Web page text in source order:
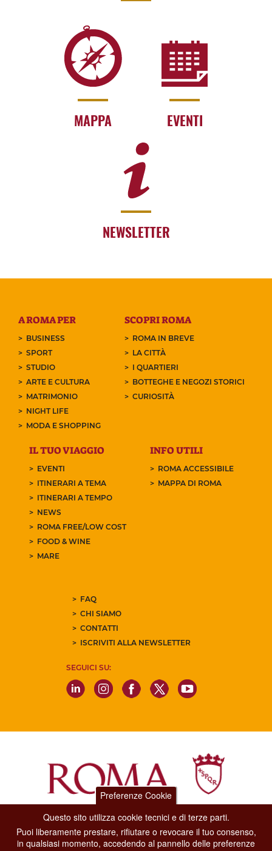
MAPPA EVENTI
NEWSLETTER
A ROMA PER
BUSINESS
SPORT
STUDIO
ARTE E CULTURA
MATRIMONIO
NIGHT LIFE
MODA E SHOPPING
SCOPRI ROMA
ROMA IN BREVE
LA CITTÀ
I QUARTIERI
BOTTEGHE E NEGOZI STORICI
CURIOSITÀ
IL TUO VIAGGIO
EVENTI
ITINERARI A TEMA
ITINERARI A TEMPO
NEWS
ROMA FREE/LOW COST
FOOD & WINE
MARE
INFO UTILI
ROMA ACCESSIBILE
MAPPA DI ROMA
FAQ
CHI SIAMO
CONTATTI
ISCRIVITI ALLA NEWSLETTER
SEGUICI SU:
Dipartimento Grandi Eventi, Sport, Turismo e Moda.
Via di San Basilio, 51
00187 Roma
Preferenze Cookie
Questo sito utilizza cookie tecnici e di terze parti.
Puoi liberamente prestare, rifiutare o revocare il tuo consenso,
in qualsiasi momento, accedendo al pannello delle preferenze